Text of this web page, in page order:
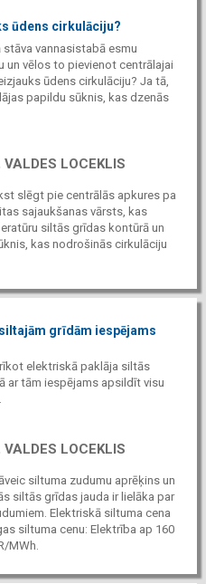
ūdens cirkulāciju?
vannasistabā esmu
un vēlos to pievienot centrālajai
ūdens cirkulāciju? Ja tā,
papildu sūknis, kas dzenās
LOCEKLIS
slēgt pie centrālās apkures pa
sajaukšanas vārsts, kas
siltās grīdas kontūrā un
kas nodrošinās cirkulāciju
grīdām iespējams
elektriskā paklāja siltās
ar tām iespējams apsildīt visu
LOCEKLIS
siltuma zudumu aprēķins un
siltās grīdas jauda ir lielāka par
Elektriskā siltuma cena
siltuma cenu: Elektrība ap 160
MWh.